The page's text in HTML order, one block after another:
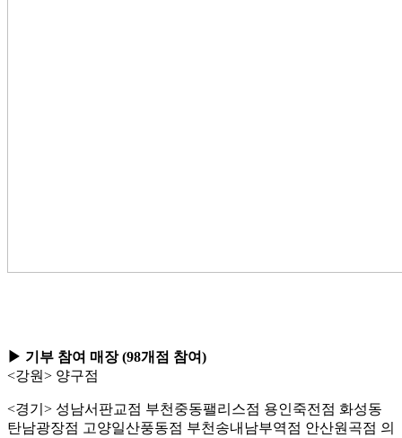
▶ 기부 참여 매장 (98개점 참여)
<강원> 양구점
<경기> 성남서판교점 부천중동팰리스점 용인죽전점 화성동
탄남광장점 고양일산풍동점 부천송내남부역점 안산원곡점 의